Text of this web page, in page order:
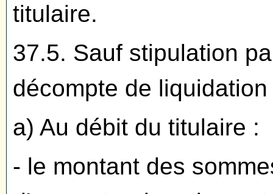
titulaire.
37.5. Sauf stipulation
décompte de
a) Au débit du titulaire :
- le montant des